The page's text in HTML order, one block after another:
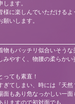
ます。
様に楽しんでいただけるよ
いします。
物もバッチリ似合いそうな
みやすく、物腰の柔らか
っても素直！
ぎてしまい、時には『天然
もあり危なっかしい一面
りますので初対面でも